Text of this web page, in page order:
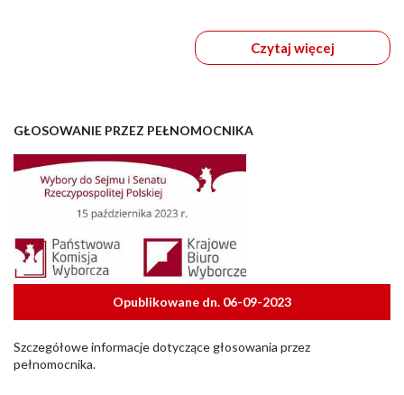
Czytaj więcej
GŁOSOWANIE PRZEZ PEŁNOMOCNIKA
Opublikowane dn. 06-09-2023
Szczegółowe informacje dotyczące głosowania przez
pełnomocnika.